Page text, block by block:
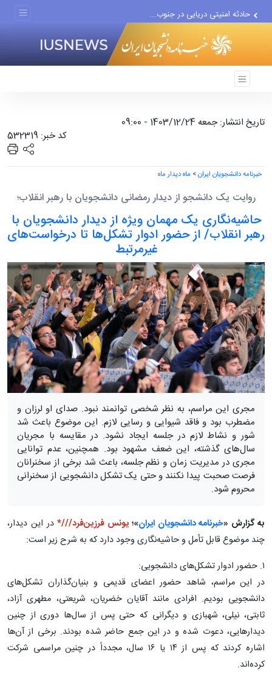
حادثه امنیتی دریایی در جنوب...
تاریخ انتشار: جمعه 1403/12/24 - 09:00
کد خبر: 532319
خبرنامه دانشجویان ایران> ماه دیدار ماه
روایت یک دانشجو از دیدار رمضانی دانشجویان با رهبر انقلاب؛
حاشیه‌نگاری یک مهمان ویژه از دیدار دانشجویان با
رهبر انقلاب/ از حضور ادوار تشکل‌ها تا درخواست‌های
غیرمرتبط
مجری این مراسم، به نظر شخصی توانمند نبود. صدای او لرزان و
مضطرب بود و فاقد شیوایی و رسایی لازم. این موضوع باعث شد
شور و نشاط لازم در جلسه ایجاد نشود. در مقایسه با مجریان
سال‌های گذشته، این ضعف مشهود بود. همچنین، عدم توانایی
مجری در مدیریت زمان و نظم جلسه، باعث شد برخی از سخنرانان
فرصت صحبت پیدا نکنند و حتی یک تشکل دانشجویی از سخنرانی
محروم شود.
به گزارش «خبرنامه دانشجویان ایران»؛ یونس فرزین‌فرد///*در این دیدار،
چند موضوع قابل تأمل و حاشیه‌نگاری وجود دارد که به شرح زیر است:
۱. حضور ادوار تشکل‌های دانشجویی:
در این مراسم، شاهد حضور اعضای قدیمی و بنیان‌گذاران تشکل‌های
دانشجویی بودیم. افرادی مانند آقایان خضریان، شریعتی، مطهری آزاد،
ثابتی، نیلی، شهبازی و دیگرانی که حتی پس از سال‌ها دوری از چنین
دیدارهایی، دعوت شده و در این جمع حاضر شده بودند. برخی از آن‌ها
اشاره کردند که پس از ۱۴ یا ۱۶ سال، مجدداً در چنین مراسمی شرکت
کرده‌اند.